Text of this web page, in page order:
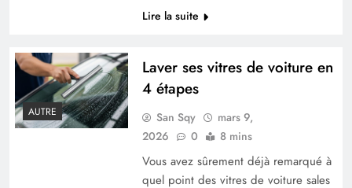
Lire la suite
AUTRE
Laver ses vitres de voiture en
4 étapes
San Sqy
mars 9,
2026
0 8 mins
Vous avez sûrement déjà remarqué à
quel point des vitres de voiture sales